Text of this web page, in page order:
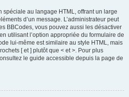
spéciale au langage HTML, offrant un large
d’un message. L’administrateur peut
BBCodes, vous pouvez aussi les désactiver
utilisant l’option appropriée du formulaire de
lui-même est similaire au style HTML, mais
[ et ] plutôt que < et >. Pour plus
le guide accessible depuis la page de